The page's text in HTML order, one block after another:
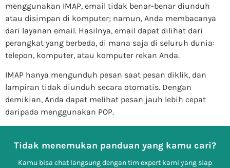
menggunakan IMAP, email tidak benar-benar diunduh
atau disimpan di komputer; namun, Anda membacanya
dari layanan email. Hasilnya, email dapat dilihat dari
perangkat yang berbeda, di mana saja di seluruh dunia:
telepon, komputer, atau komputer rekan Anda.
IMAP hanya mengunduh pesan saat pesan diklik, dan
lampiran tidak diunduh secara otomatis. Dengan
demikian, Anda dapat melihat pesan jauh lebih cepat
daripada menggunakan POP.
Tidak menemukan panduan yang kamu cari?
Kamu bisa chat langsung dengan tim expert kami yang siap